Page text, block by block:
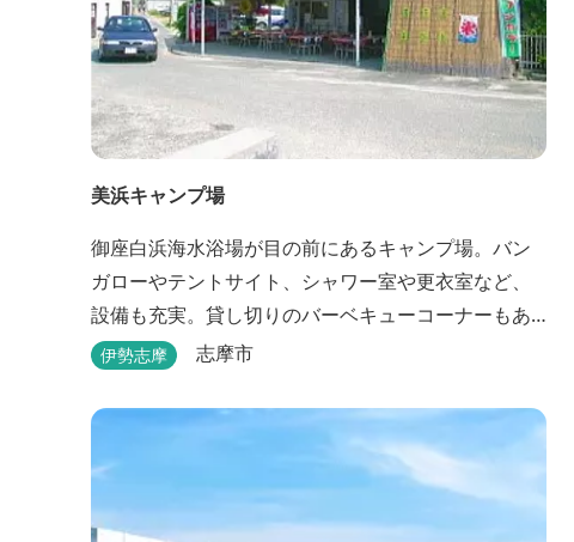
美浜キャンプ場
御座白浜海水浴場が目の前にあるキャンプ場。バン
ガローやテントサイト、シャワー室や更衣室など、
設備も充実。貸し切りのバーベキューコーナーもあ
るので、ファミリーやグループで気軽に楽しむこと
伊勢志摩 志摩市